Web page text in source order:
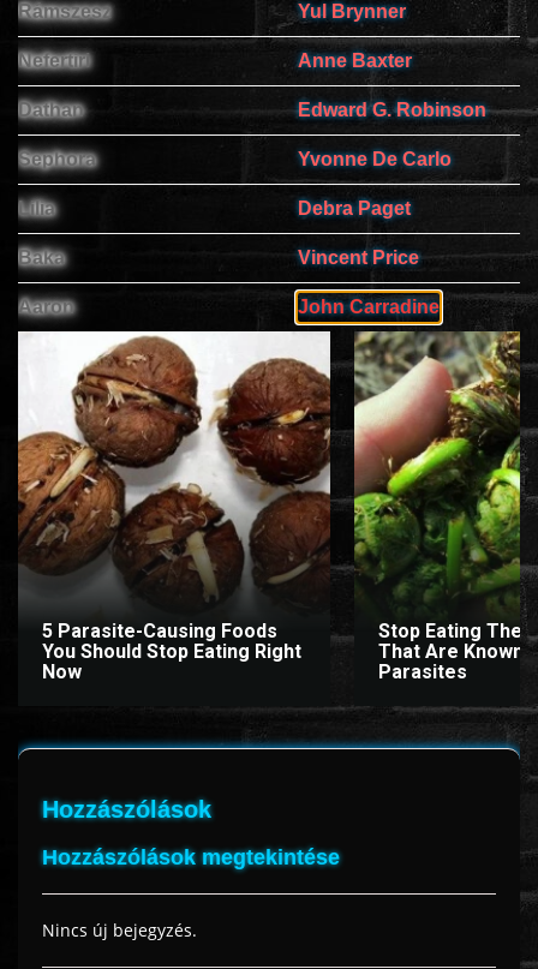
SOROZAT
KARÁCSONYI FILMEK
PC-GAME
www.onlinefilmvilag2.eu,Copyright © 2017-2026 Az oldal nem tárol
semmilyen jogsértő tartalmat. Minden adat külső forrásból származik |
Rámszesz Yul Brynner
Nefertiri Anne Baxter
Dathan Edward G. Robinson
Sephora Yvonne De Carlo
Lilia Debra Paget
Baka Vincent Price
Aaron John Carradine
5 Parasite-Causing Foods
You Should Stop Eating Right
Now
Stop Eating
That Are Known
Parasites
Hozzászólások
Hozzászólások megtekintése
Nincs új bejegyzés.